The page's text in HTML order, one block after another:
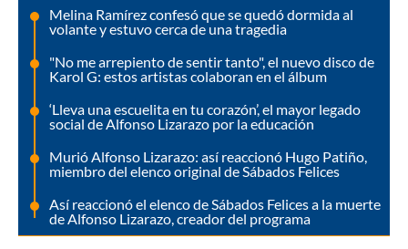
Melina Ramírez confesó que se quedó dormida al
volante y estuvo cerca de una tragedia
"No me arrepiento de sentir tanto", el nuevo disco de
Karol G: estos artistas colaboran en el álbum
‘Lleva una escuelita en tu corazón’, el mayor legado
social de Alfonso Lizarazo por la educación
Murió Alfonso Lizarazo: así reaccionó Hugo Patiño,
miembro del elenco original de Sábados Felices
Así reaccionó el elenco de Sábados Felices a la muerte
de Alfonso Lizarazo, creador del programa